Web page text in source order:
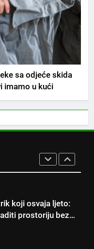
sa odjeće skida
imamo u kući
glavna
Ljudi rođeni u ova
vole ogovarati
prirodni
se često spominje
bolesti
“suhi štap”
Stari vrtlarski trik koji
čuvaju
koji osvaja ljeto:
prostoriju bez
računa za struju!